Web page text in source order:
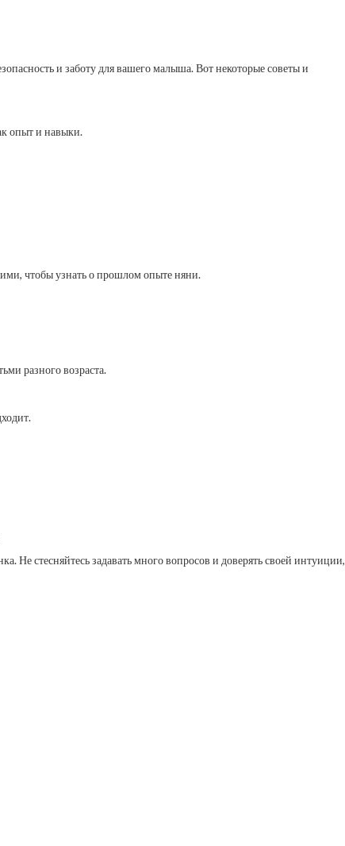
и заботу для вашего малыша. Вот некоторые советы и
опыт и навыки.
чтобы узнать о прошлом опыте няни.
разного возраста.
Не стесняйтесь задавать много вопросов и доверять своей интуиции,